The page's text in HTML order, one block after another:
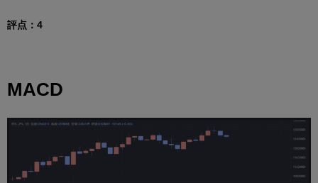
評点：4
MACD